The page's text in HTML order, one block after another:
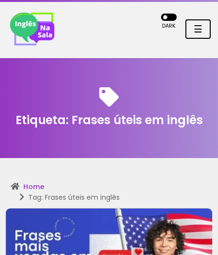
☰
DARK
Etiqueta: Frases úteis em inglês
Home
Tag: Frases úteis em inglês